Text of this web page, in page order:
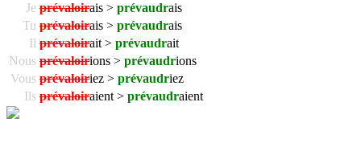
Je prévaloirais > prévaudrais
Tu prévaloirais > prévaudrais
Il prévaloirait > prévaudrait
Nous prévaloirions > prévaudrions
Vous prévaloiriez > prévaudriez
Ils prévaloiraient > prévaudraient